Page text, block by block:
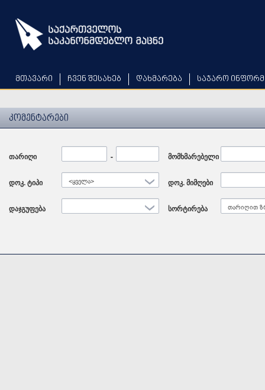
main
content
მთავარი ჩვენ შესახებ დახმარება საჯარო
კომენტარები
თარიღი - მომხმარებელი
დოკ. ტიპი <ყველა> დოკ. მიმღები
დაჯგუფება სორტირება თარიღით